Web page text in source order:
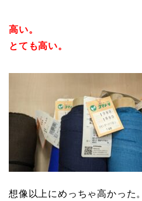
高い。
とても高い。
想像以上にめっちゃ高かった。